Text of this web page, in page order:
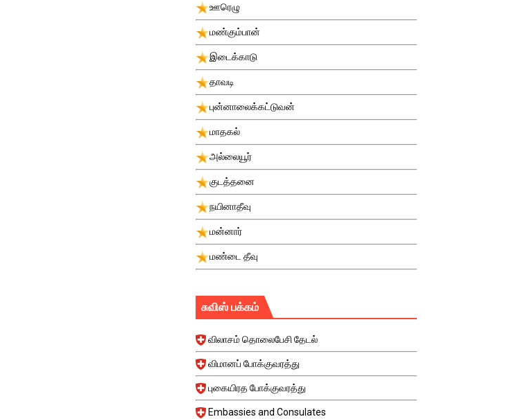
ஊரெழு
மண்கும்பான்
இடைக்காடு
தாவடி
புன்னாலைக்கட்டுவன்
மாதகல்
அல்லையூர்
குடத்தனை
நயினாதீவு
மன்னார்
மண்டை தீவு
சுவிஸ் பக்கம்
விலாசம் தொலைபேசி தேடல்
விமானப் போக்குவரத்து
புகையிரத போக்குவரத்து
Embassies and Consulates